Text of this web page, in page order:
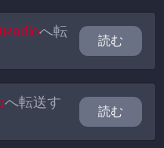
へ転
読む
へ転送す
読む